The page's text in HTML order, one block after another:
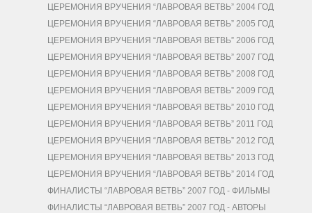
ЦЕРЕМОНИЯ ВРУЧЕНИЯ “ЛАВРОВАЯ ВЕТВЬ” 2004 ГОД
ЦЕРЕМОНИЯ ВРУЧЕНИЯ “ЛАВРОВАЯ ВЕТВЬ” 2005 ГОД
ЦЕРЕМОНИЯ ВРУЧЕНИЯ “ЛАВРОВАЯ ВЕТВЬ” 2006 ГОД
ЦЕРЕМОНИЯ ВРУЧЕНИЯ “ЛАВРОВАЯ ВЕТВЬ” 2007 ГОД
ЦЕРЕМОНИЯ ВРУЧЕНИЯ “ЛАВРОВАЯ ВЕТВЬ” 2008 ГОД
ЦЕРЕМОНИЯ ВРУЧЕНИЯ “ЛАВРОВАЯ ВЕТВЬ” 2009 ГОД
ЦЕРЕМОНИЯ ВРУЧЕНИЯ “ЛАВРОВАЯ ВЕТВЬ” 2010 ГОД
ЦЕРЕМОНИЯ ВРУЧЕНИЯ “ЛАВРОВАЯ ВЕТВЬ” 2011 ГОД
ЦЕРЕМОНИЯ ВРУЧЕНИЯ “ЛАВРОВАЯ ВЕТВЬ” 2012 ГОД
ЦЕРЕМОНИЯ ВРУЧЕНИЯ “ЛАВРОВАЯ ВЕТВЬ” 2013 ГОД
ЦЕРЕМОНИЯ ВРУЧЕНИЯ “ЛАВРОВАЯ ВЕТВЬ” 2014 ГОД
ФИНАЛИСТЫ “ЛАВРОВАЯ ВЕТВЬ” 2007 ГОД - ФИЛЬМЫ
ФИНАЛИСТЫ “ЛАВРОВАЯ ВЕТВЬ” 2007 ГОД - АВТОРЫ